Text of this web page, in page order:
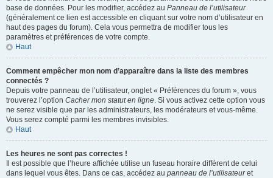
base de données. Pour les modifier, accédez au Panneau de l’utilisateur
(généralement ce lien est accessible en cliquant sur votre nom d’utilisateur en
haut des pages du forum). Cela vous permettra de modifier tous les
paramètres et préférences de votre compte.
Haut
Comment empêcher mon nom d’apparaître dans la liste des membres
connectés ?
Depuis votre panneau de l’utilisateur, onglet « Préférences du forum », vous
trouverez l’option Cacher mon statut en ligne. Si vous activez cette option vous
ne serez visible que par les administrateurs, les modérateurs et vous-même.
Vous serez compté parmi les membres invisibles.
Haut
Les heures ne sont pas correctes !
Il est possible que l’heure affichée utilise un fuseau horaire différent de celui
dans lequel vous êtes. Dans ce cas, accédez au panneau de l’utilisateuret